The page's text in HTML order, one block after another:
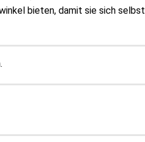
bieten, damit sie sich selbst